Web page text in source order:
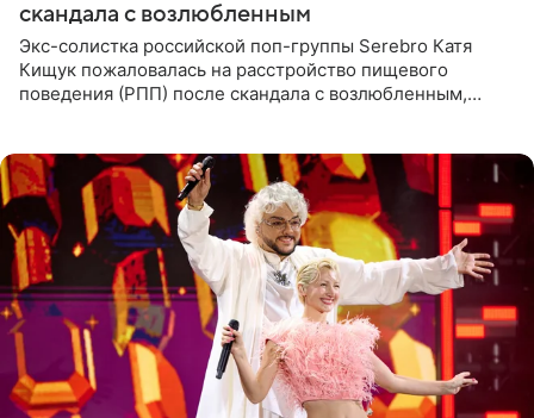
скандала с возлюбленным
Экс-солистка российской поп-группы Serebro Катя
Кищук пожаловалась на расстройство пищевого
поведения (РПП) после скандала с возлюбленным,